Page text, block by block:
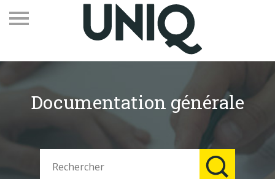
Recevez notre newsletter
Vos contacts
Espace adhérents
Documentation générale